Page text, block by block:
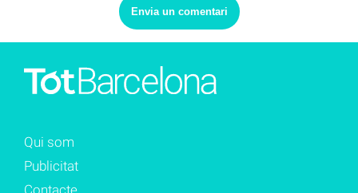
Qui som
Publicitat
Contacte